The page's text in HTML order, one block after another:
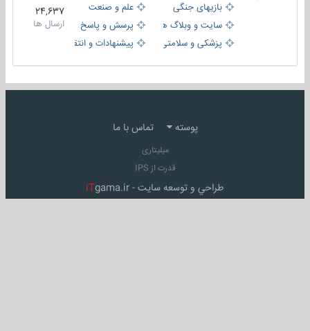
بازیهای جنگی
علم و صنعت
سایت و وبلاگ ها
پرسش و پاسخ
پزشکی و سلامتی
پیشنهادات و انتقادات
24,637
ارسال ها
پوسته تماس با ما
میلیتاری
قدرت از IPS
طراحي و توسعه سايت - iTgama.ir